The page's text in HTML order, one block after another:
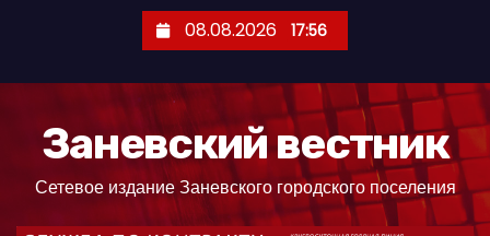
08.08.2026 17:56
Заневский вестник
Сетевое издание Заневского городского поселения